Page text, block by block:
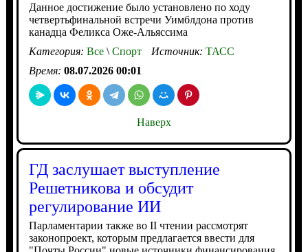
Данное достижение было установлено по ходу
четвертьфинальной встречи Уимблдона против
канадца Феликса Оже-Альяссима
Категория: Все\Спорт Источник: ТАСС
Время: 08.07.2026 00:01
Наверх
ГД заслушает выступление
Решетникова и обсудит
регулирование ИИ
Парламентарии также во II чтении рассмотрят
законопроект, которым предлагается ввести для